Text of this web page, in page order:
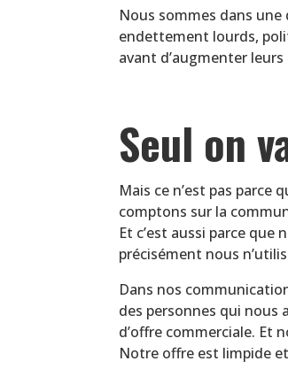
Nous sommes dans
endettement lourds,
avant d’augmenter
Seul on
Mais ce n’est pas
comptons sur la
Et c’est aussi parce
précisément nous
Dans nos
des personnes qui nous
d’offre commerciale. Et
Notre offre est limpide